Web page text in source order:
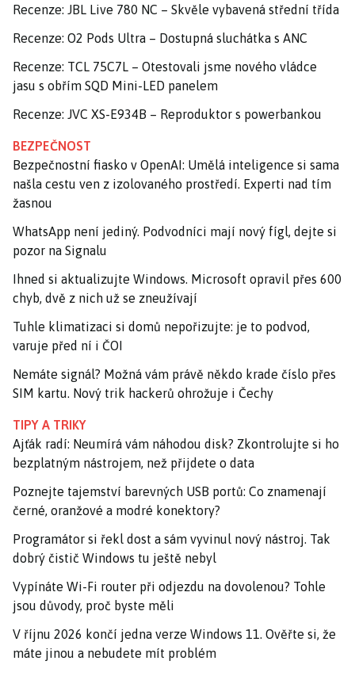
Recenze: JBL Live 780 NC – Skvěle vybavená střední třída
Recenze: O2 Pods Ultra – Dostupná sluchátka s ANC
Recenze: TCL 75C7L – Otestovali jsme nového vládce
jasu s obřím SQD Mini-LED panelem
Recenze: JVC XS-E934B – Reproduktor s powerbankou
BEZPEČNOST
Bezpečnostní fiasko v OpenAI: Umělá inteligence si sama
našla cestu ven z izolovaného prostředí. Experti nad tím
žasnou
WhatsApp není jediný. Podvodníci mají nový fígl, dejte si
pozor na Signalu
Ihned si aktualizujte Windows. Microsoft opravil přes 600
chyb, dvě z nich už se zneužívají
Tuhle klimatizaci si domů nepořizujte: je to podvod,
varuje před ní i ČOI
Nemáte signál? Možná vám právě někdo krade číslo přes
SIM kartu. Nový trik hackerů ohrožuje i Čechy
TIPY A TRIKY
Ajťák radí: Neumírá vám náhodou disk? Zkontrolujte si ho
bezplatným nástrojem, než přijdete o data
Poznejte tajemství barevných USB portů: Co znamenají
černé, oranžové a modré konektory?
Programátor si řekl dost a sám vyvinul nový nástroj. Tak
dobrý čistič Windows tu ještě nebyl
Vypínáte Wi-Fi router při odjezdu na dovolenou? Tohle
jsou důvody, proč byste měli
V říjnu 2026 končí jedna verze Windows 11. Ověřte si, že
máte jinou a nebudete mít problém